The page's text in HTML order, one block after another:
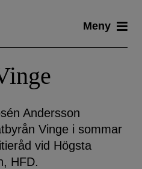
Meny
Andersson
Vinge i sommar
vid Högsta
HFD.